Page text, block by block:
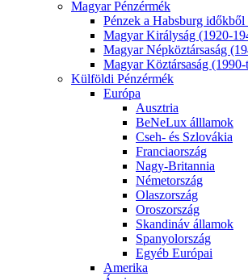
Magyar Pénzérmék
Pénzek a Habsburg
Magyar Királyság (1920-
Magyar Népköztársaság
Magyar Köztársaság
Külföldi Pénzérmék
Európa
Ausztria
BeNeLux álllamok
Cseh- és Szlovákia
Franciaország
Nagy-Britannia
Németország
Olaszország
Oroszország
Skandináv államok
Spanyolország
Egyéb Európai
Amerika